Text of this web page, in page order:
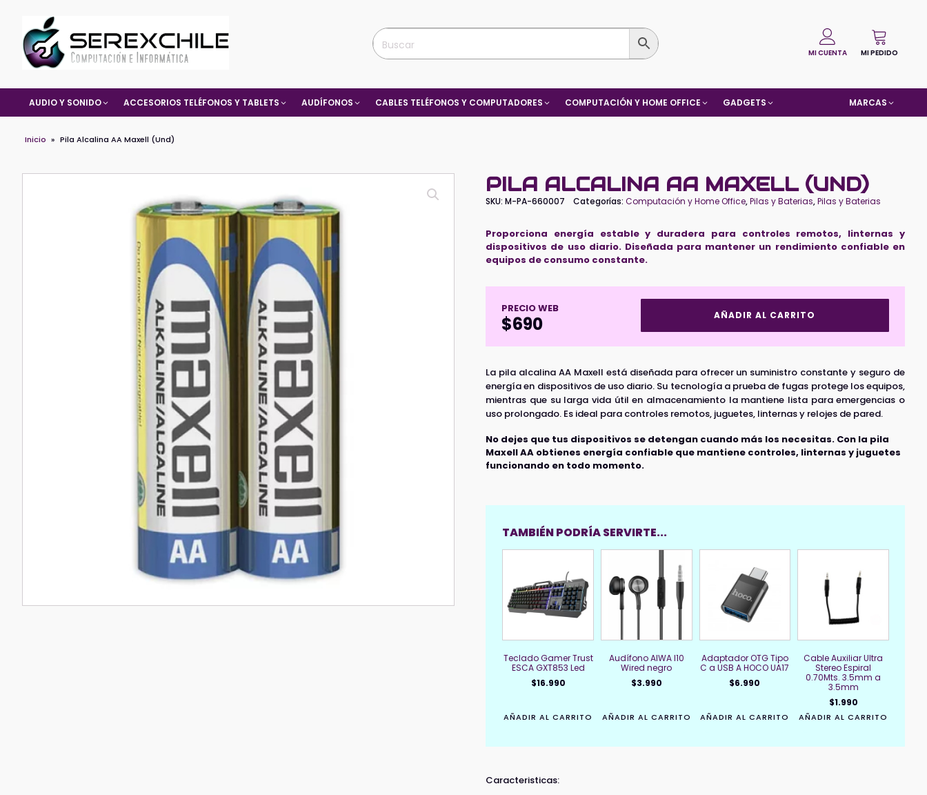
MI CUENTA MI PEDIDO
AUDIO Y SONIDO ACCESORIOS TELÉFONOS Y TABLETS AUDÍFONOS CABLES TELÉFONOS Y COMPUTADORES COMPUTACIÓN Y HOME OFFICE GADGETS MARCAS
Inicio » Pila Alcalina AA Maxell (Und)
PILA ALCALINA AA MAXELL (UND)
SKU:M-PA-660007 Categorías:Computación y Home Office,Pilas y Baterias,Pilas y Baterias
Proporciona energía estable y duradera para controles remotos, linternas y
dispositivos de uso diario. Diseñada para mantener un rendimiento confiable en
equipos de consumo constante.
PRECIO WEB
$690
AA
Maxell
cantidad
AÑADIR AL CARRITO
La pila alcalina AA Maxell está diseñada para ofrecer un suministro constante y seguro de
energía en dispositivos de uso diario. Su tecnología a prueba de fugas protege los equipos,
mientras que su larga vida útil en almacenamiento la mantiene lista para emergencias o
uso prolongado. Es ideal para controles remotos, juguetes, linternas y relojes de pared.
No dejes que tus dispositivos se detengan cuando más los necesitas. Con la pila
Maxell AA obtienes energía confiable que mantiene controles, linternas y juguetes
funcionando en todo momento.
TAMBIÉN PODRÍA SERVIRTE...
Teclado Gamer Trust
ESCA GXT853 Led
$16.990
AÑADIR AL CARRITO
Audífono AIWA I10
Wired negro
$3.990
AÑADIR AL CARRITO
Adaptador OTG Tipo
C a USB A HOCO UA17
$6.990
AÑADIR AL CARRITO
Cable Auxiliar Ultra
Stereo Espiral
0.70Mts. 3.5mm a
3.5mm
$1.990
AÑADIR AL CARRITO
Caracteristicas: